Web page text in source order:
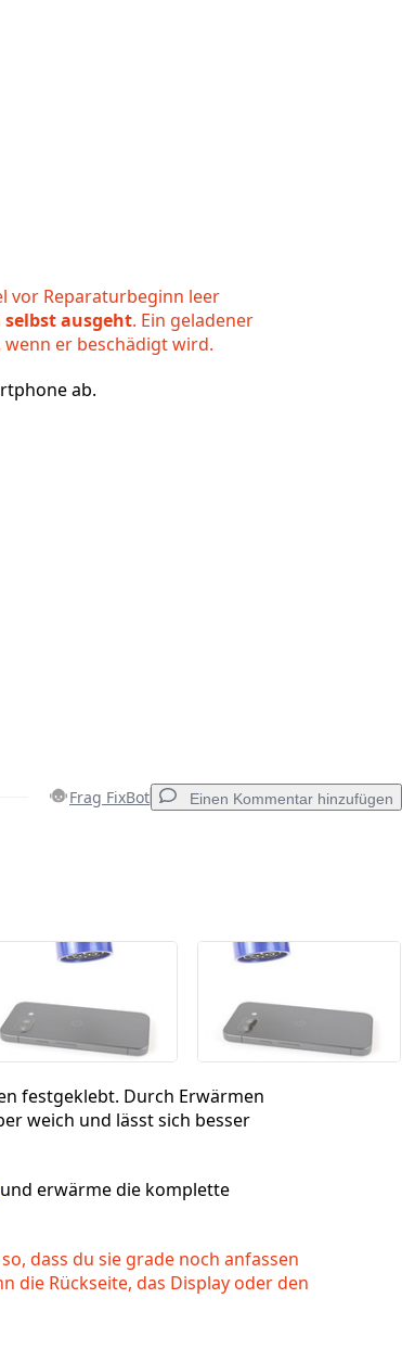
vor Reparaturbeginn leer
selbst ausgeht. Ein geladener
er beschädigt wird.
ab.
Frag FixBot Einen Kommentar hinzufügen
Kommentieren
festgeklebt. Durch Erwärmen
weich und lässt sich besser
und erwärme die komplette
dass du sie grade noch anfassen
die Rückseite, das Display oder den